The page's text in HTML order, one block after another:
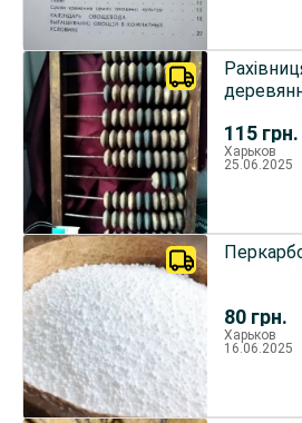
115 грн.
Харьков
25.06.2025
80 грн.
Харьков
16.06.2025